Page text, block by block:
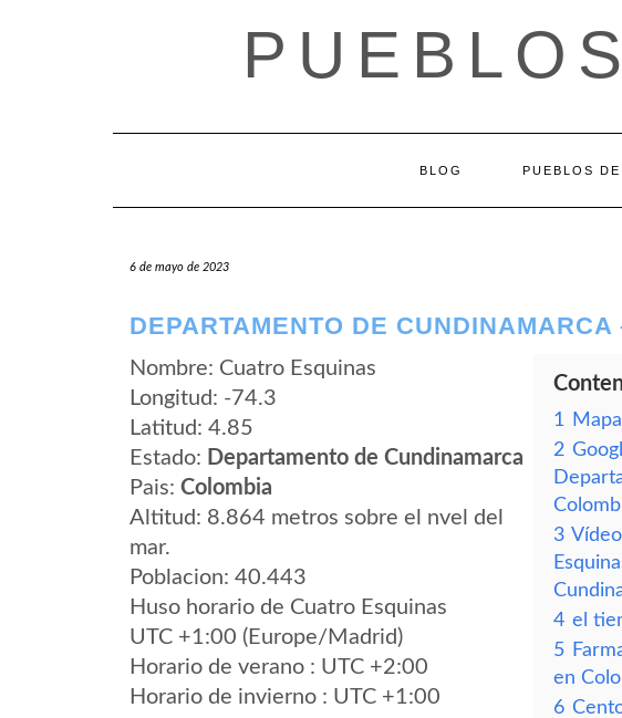
BLOG PUEBLOS
6 de mayo de 2023
DEPARTAMENTO DE
Nombre: Cuatro Esquinas
Longitud: -74.3
Latitud: 4.85
Estado: Departamento de Cundinamarca
Pais: Colombia
Altitud: 8.864 metros sobre el nvel del
mar.
Poblacion: 40.443
Huso horario de Cuatro Esquinas
UTC +1:00 (Europe/Madrid)
Horario de verano : UTC +2:00
Horario de invierno : UTC +1:00
1
2
3
4 el
5
en
6